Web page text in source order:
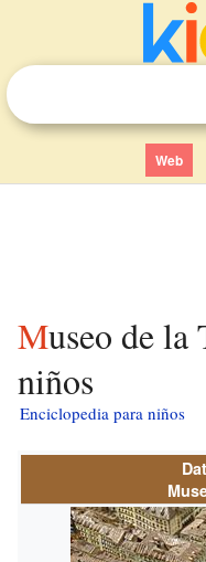
Web
Museo de la Trinidad para
niños
Enciclopedia para niños